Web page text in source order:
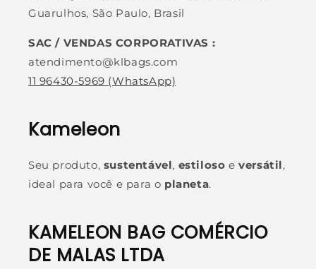
Guarulhos, São Paulo, Brasil
SAC / VENDAS CORPORATIVAS :
atendimento@klbags.com
11 96430-5969 (WhatsApp)
Kameleon
Seu produto, sustentável, estiloso eversátil,
ideal para você e para o planeta.
KAMELEON BAG COMÉRCIO
DE MALAS LTDA